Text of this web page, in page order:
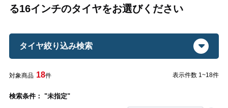
る16インチのタイヤをお選びください
タイヤ絞り込み検索
対象商品 18件 表示件数 1~18件
検索条件： "未指定"